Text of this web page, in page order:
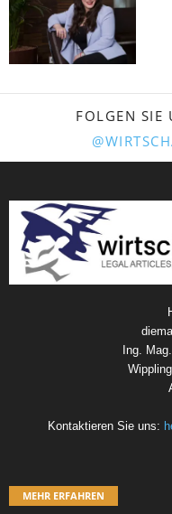
FOLGEN SIE
Ing.
Kontaktieren Sie uns:
MEHR ERFAHREN